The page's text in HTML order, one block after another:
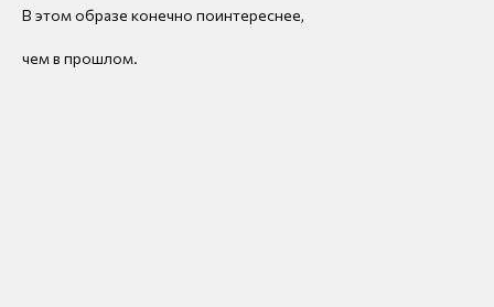
В этом образе конечно поинтереснее,
чем в прошлом.